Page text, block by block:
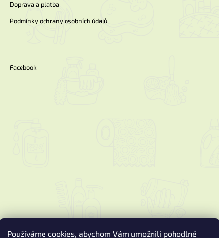
Používáme cookies, abychom Vám umožnili pohodlné
Doprava a platba
Podmínky ochrany osobních údajů
Facebook